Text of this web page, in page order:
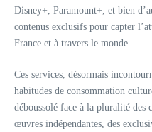
Disney+, Paramount+, et bien
contenus exclusifs pour capter
France et à travers le monde.
Ces services, désormais
habitudes de consommation
déboussolé face à la pluralité
œuvres indépendantes, des